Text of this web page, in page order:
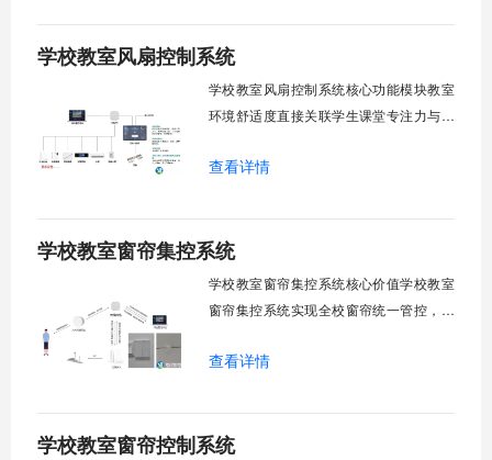
块清单：远程集中控制。智能定时调度。
环境自适应调节。能耗监测统计。故障预
学校教室风扇控制系统
学校教室风扇控制系统核心功能模块教室
环境舒适度直接关联学生课堂专注力与学
领域，打造教室风扇控制系统，实现温度
分组联动、安全防护六大模块一体化运
行，为学校提供精细化风扇管理方案。
查看详情
学校教室窗帘集控系统
学校教室窗帘集控系统核心价值学校教室
窗帘集控系统实现全校窗帘统一管控，提
能化改造后，一键完成全校窗帘开合，节
生视力健康，营造舒适教学环境。节能减
排效果显著，延长窗帘使用寿命，降低学
查看详情
学校教室窗帘控制系统